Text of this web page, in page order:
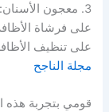
3. معجون
على فرشاة
على تنظيف الأظافر
مجلة الناجح
قومي بتجربة هذه